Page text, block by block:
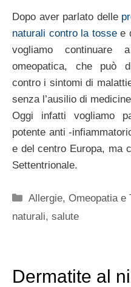
Dopo aver parlato delle
naturali contro la tossee
vogliamo continuare
omeopatica, che può
contro i sintomi di
senza l’ausilio di
Oggi infatti vogliamo
potente anti -
e del centro Europa, ma
Settentrionale.
Categorie
Allergie,Omeopatia e
naturali, salute
Dermatite al